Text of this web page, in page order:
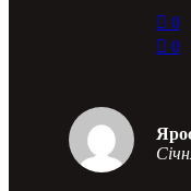
0
0